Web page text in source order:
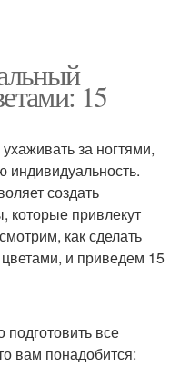
15
за ногтями,
индивидуальность.
создать
которые привлекут
как сделать
и приведем 15
все
вам понадобится: